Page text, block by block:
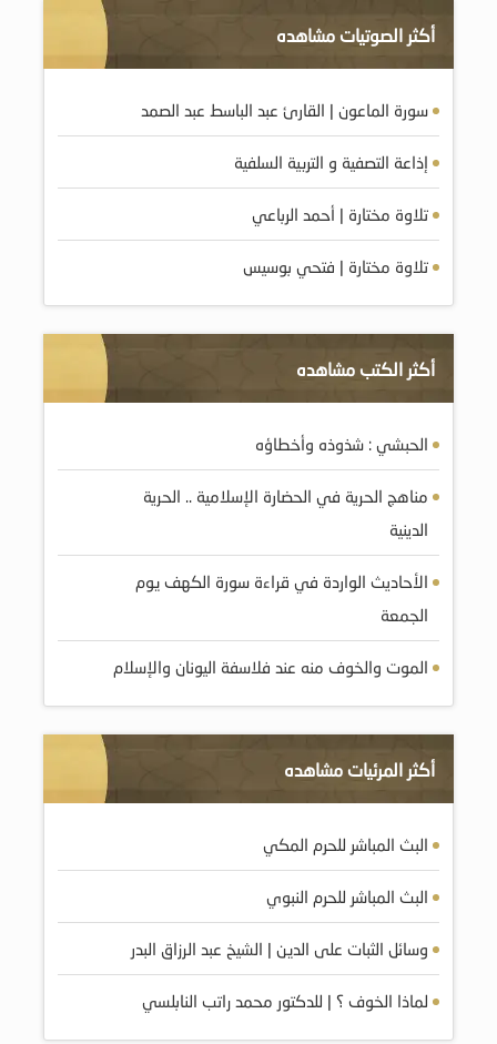
أكثر الصوتيات مشاهده
سورة الماعون | القارئ عبد الباسط عبد الصمد
إذاعة التصفية و التربية السلفية
تلاوة مختارة | أحمد الرباعي
تلاوة مختارة | فتحي بوسيس
أكثر الكتب مشاهده
الحبشي : شذوذه وأخطاؤه
مناهج الحرية في الحضارة الإسلامية .. الحرية
الدينية
الأحاديث الواردة في قراءة سورة الكهف يوم
الجمعة
الموت والخوف منه عند فلاسفة اليونان والإسلام
أكثر المرئيات مشاهده
البث المباشر للحرم المكي
البث المباشر للحرم النبوي
وسائل الثبات على الدين | الشيخ عبد الرزاق البدر
لماذا الخوف ؟ | للدكتور محمد راتب النابلسي